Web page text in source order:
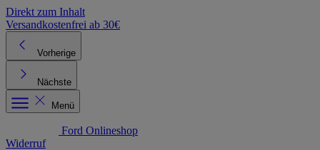
Direkt zum Inhalt
Versandkostenfrei ab 30€
Vorherige
Nächste
Menü
Ford Onlineshop
Widerruf